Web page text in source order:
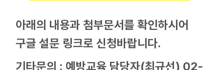
아래의 내용과 첨부문서를 확인하시어
구글 설문 링크로 신청바랍니다.
기타문의 : 예방교육 담당자(최규선) 02-